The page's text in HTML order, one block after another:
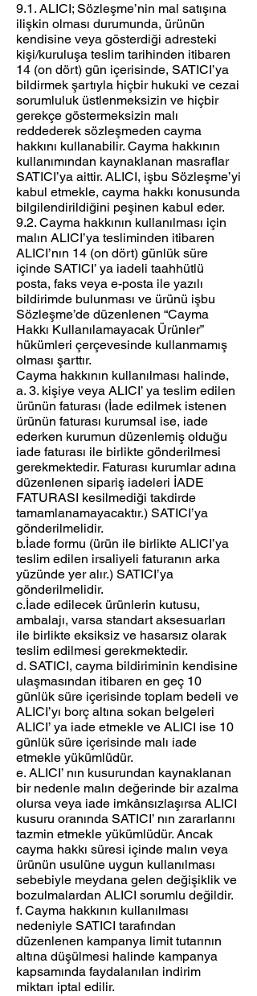
9.1. ALICI; Sözleşme’nin mal satışına
ilişkin olması durumunda, ürünün
kendisine veya gösterdiği adresteki
kişi/kuruluşa teslim tarihinden itibaren
14 (on dört) gün içerisinde, SATICI’ya
bildirmek şartıyla hiçbir hukuki ve cezai
sorumluluk üstlenmeksizin ve hiçbir
gerekçe göstermeksizin malı
reddederek sözleşmeden cayma
hakkını kullanabilir. Cayma hakkının
kullanımından kaynaklanan masraflar
SATICI’ya aittir. ALICI, işbu Sözleşme’yi
kabul etmekle, cayma hakkı konusunda
bilgilendirildiğini peşinen kabul eder.
9.2. Cayma hakkının kullanılması için
malın ALICI’ya tesliminden itibaren
ALICI’nın 14 (on dört) günlük süre
içinde SATICI’ ya iadeli taahhütlü
posta, faks veya e-posta ile yazılı
bildirimde bulunması ve ürünü işbu
Sözleşme’de düzenlenen “Cayma
Hakkı Kullanılamayacak Ürünler”
hükümleri çerçevesinde kullanmamış
olması şarttır.
Cayma hakkının kullanılması halinde,
a. 3. kişiye veya ALICI’ ya teslim edilen
ürünün faturası (İade edilmek istenen
ürünün faturası kurumsal ise, iade
ederken kurumun düzenlemiş olduğu
iade faturası ile birlikte gönderilmesi
gerekmektedir. Faturası kurumlar adına
düzenlenen sipariş iadeleri İADE
FATURASI kesilmediği takdirde
tamamlanamayacaktır.) SATICI’ya
gönderilmelidir.
b.İade formu (ürün ile birlikte ALICI’ya
teslim edilen irsaliyeli faturanın arka
yüzünde yer alır.) SATICI’ya
gönderilmelidir.
c.İade edilecek ürünlerin kutusu,
ambalajı, varsa standart aksesuarları
ile birlikte eksiksiz ve hasarsız olarak
teslim edilmesi gerekmektedir.
d. SATICI, cayma bildiriminin kendisine
ulaşmasından itibaren en geç 10
günlük süre içerisinde toplam bedeli ve
ALICI’yı borç altına sokan belgeleri
ALICI’ ya iade etmekle ve ALICI ise 10
günlük süre içerisinde malı iade
etmekle yükümlüdür.
e. ALICI’ nın kusurundan kaynaklanan
bir nedenle malın değerinde bir azalma
olursa veya iade imkânsızlaşırsa ALICI
kusuru oranında SATICI’ nın zararlarını
tazmin etmekle yükümlüdür. Ancak
cayma hakkı süresi içinde malın veya
ürünün usulüne uygun kullanılması
sebebiyle meydana gelen değişiklik ve
bozulmalardan ALICI sorumlu değildir.
f. Cayma hakkının kullanılması
nedeniyle SATICI tarafından
düzenlenen kampanya limit tutarının
altına düşülmesi halinde kampanya
kapsamında faydalanılan indirim
miktarı iptal edilir.